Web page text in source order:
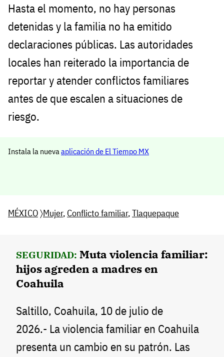
Hasta el momento, no hay personas
detenidas y la familia no ha emitido
declaraciones públicas. Las autoridades
locales han reiterado la importancia de
reportar y atender conflictos familiares
antes de que escalen a situaciones de
riesgo.
Instala la nueva aplicación de El Tiempo MX
MÉXICO〉Mujer, Conflicto familiar,Tlaquepaque
SEGURIDAD: Muta violencia familiar:
hijos agreden a madres en
Coahuila
Saltillo, Coahuila, 10 de julio de
2026.- La violencia familiar en Coahuila
presenta un cambio en su patrón. Las